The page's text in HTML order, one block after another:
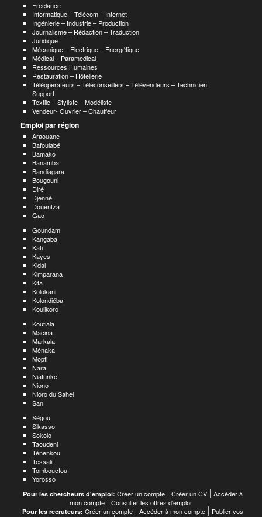
Freelance
Informatique – Télécom – Internet
Ingénierie – Industrie – Production
Journalisme – Rédaction – Traduction
Juridique
Mécanique – Electrique – Energétique
Médical – Paramedical
Ressources Humaines
Restauration – Hôtellerie
Téléoperateurs – Téléconseillers – Télévendeurs – Technicien
Support
Textile – Styliste – Modéliste
Vendeur- Ouvrier – Chauffeur
Emploi par région
Araouane
Bafoulabé
Bamako
Banamba
Bandiagara
Bougouni
Diré
Djenné
Douentza
Gao
Goundam
Kangaba
Kati
Kayes
Kidal
Kimparana
Kita
Kolokani
Kolondiéba
Koulikoro
Koutiala
Macina
Markala
Ménaka
Mopti
Nara
Niafunké
Niono
Nioro du Sahel
San
Ségou
Sikasso
Sokolo
Taoudeni
Ténenkou
Tessalit
Tombouctou
Yorosso
Pour les chercheurs d'emploi: Créer un compte Créer un CV
Accéder à
mon compte
Consulter les offres d'emploi
Pour les recruteurs: Créer un compte Accéder à mon compte
Publier vos